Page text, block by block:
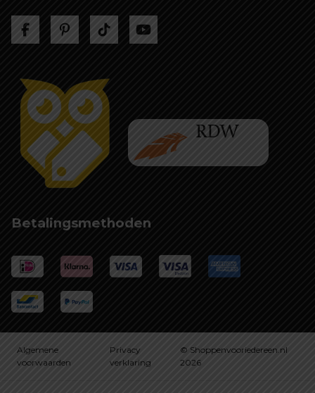
Betalingsmethoden
Algemene
voorwaarden
Privacy
verklaring
© Shoppenvooriedereen.nl
2026